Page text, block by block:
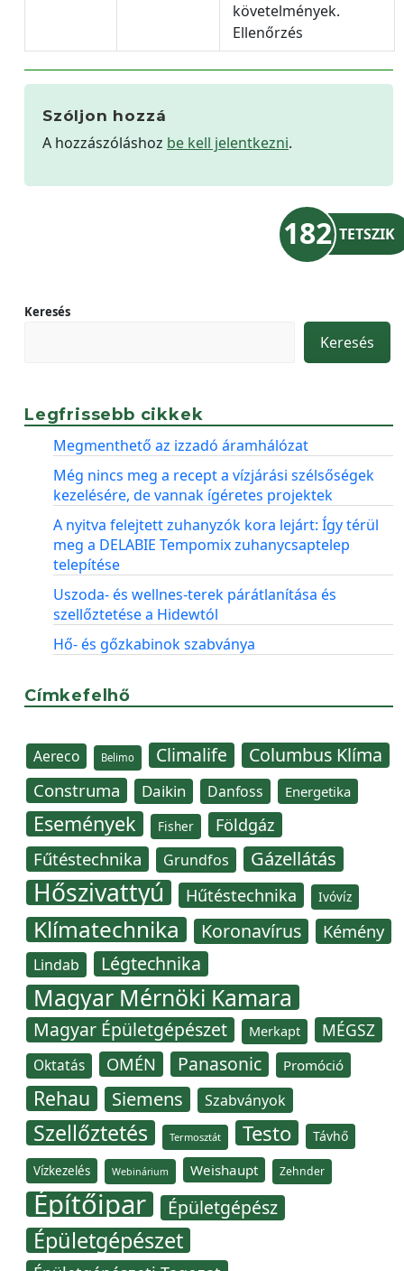
követelmények.
Ellenőrzés
Szóljon hozzá
A hozzászóláshoz be kell jelentkezni.
182 TETSZIK
Keresés
Keresés
Legfrissebb cikkek
Megmenthető az izzadó áramhálózat
Még nincs meg a recept a vízjárási szélsőségek
kezelésére, de vannak ígéretes projektek
A nyitva felejtett zuhanyzók kora lejárt: Így térül
meg a DELABIE Tempomix zuhanycsaptelep
telepítése
Uszoda- és wellnes-terek párátlanítása és
szellőztetése a Hidewtól
Hő- és gőzkabinok szabványa
Címkefelhő
Aereco Belimo Climalife Columbus Klíma
Construma Daikin Danfoss Energetika
Események Fisher Földgáz
Fűtéstechnika Grundfos Gázellátás
Hőszivattyú Hűtéstechnika Ivóvíz
Klímatechnika Koronavírus Kémény
Lindab Légtechnika
Magyar Mérnöki Kamara
Magyar Épületgépészet Merkapt MÉGSZ
Oktatás OMÉN Panasonic Promóció
Rehau Siemens Szabványok
Szellőztetés Termosztát Testo Távhő
Vízkezelés Webinárium Weishaupt Zehnder
Építőipar Épületgépész
Épületgépészet